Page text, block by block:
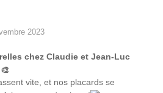
2023
chez Claudie et Jean-Luc
vite, et nos placards se